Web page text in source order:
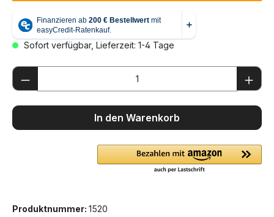
Sofort verfügbar, Lieferzeit: 1-4 Tage
Produkt Anzahl: Gib den gewünschten
In den Warenkorb
Produktnummer: 1520